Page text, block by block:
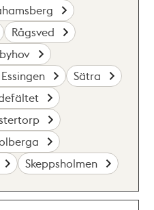
Rågsved
Sätra
Skeppsholmen